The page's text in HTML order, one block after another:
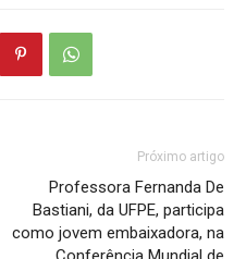
Próximo artigo
Professora Fernanda De
Bastiani, da UFPE, participa
como jovem embaixadora, na